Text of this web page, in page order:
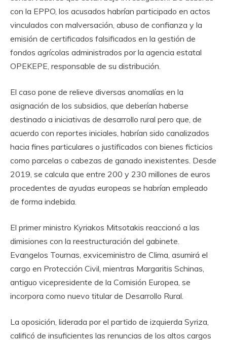
con la EPPO, los acusados habrían participado en actos
vinculados con malversación, abuso de confianza y la
emisión de certificados falsificados en la gestión de
fondos agrícolas administrados por la agencia estatal
OPEKEPE, responsable de su distribución.
El caso pone de relieve diversas anomalías en la
asignación de los subsidios, que deberían haberse
destinado a iniciativas de desarrollo rural pero que, de
acuerdo con reportes iniciales, habrían sido canalizados
hacia fines particulares o justificados con bienes ficticios
como parcelas o cabezas de ganado inexistentes. Desde
2019, se calcula que entre 200 y 230 millones de euros
procedentes de ayudas europeas se habrían empleado
de forma indebida.
El primer ministro Kyriakos Mitsotakis reaccionó a las
dimisiones con la reestructuración del gabinete.
Evangelos Tournas, exviceministro de Clima, asumirá el
cargo en Protección Civil, mientras Margaritis Schinas,
antiguo vicepresidente de la Comisión Europea, se
incorpora como nuevo titular de Desarrollo Rural.
La oposición, liderada por el partido de izquierda Syriza,
calificó de insuficientes las renuncias de los altos cargos